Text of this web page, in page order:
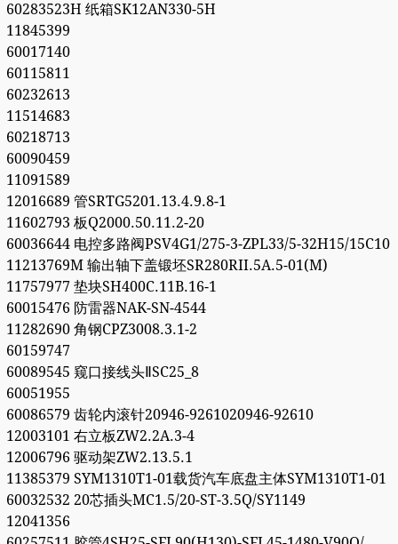
60283523H 纸箱SK12AN330-5H
11845399
60017140
60115811
60232613
11514683
60218713
60090459
11091589
12016689 管SRTG5201.13.4.9.8-1
11602793 板Q2000.50.11.2-20
60036644 电控多路阀PSV4G1/275-3-ZPL33/5-32H15/15C10
11213769M 输出轴下盖锻坯SR280RII.5A.5-01(M)
11757977 垫块SH400C.11B.16-1
60015476 防雷器NAK-SN-4544
11282690 角钢CPZ3008.3.1-2
60159747
60089545 窥口接线头ⅡSC25_8
60051955
60086579 齿轮内滚针20946-9261020946-92610
12003101 右立板ZW2.2A.3-4
12006796 驱动架ZW2.13.5.1
11385379 SYM1310T1-01载货汽车底盘主体SYM1310T1-01
60032532 20芯插头MC1.5/20-ST-3.5Q/SY1149
12041356